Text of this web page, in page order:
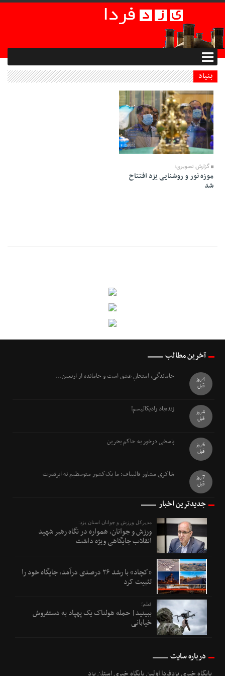
بنیاد
28 Ordibehesht 1401 - 15:40
گزارش تصویری؛
موزه نور و روشنایی یزد افتتاح
شد
آخرین مطالب
جاماندگی، امتحانِ عشق است و جامانده از اربعین...
4 روز
قبل
زنده‌باد رادیکالیسم!
4 روز
قبل
پاسخی درخور به حاکم بحرین
6 روز
قبل
شاکری مشاور قالیباف: ما یک‌کشور متوسطیم نه ابرقدرت
7 روز
قبل
جدیدترین اخبار
مدیرکل ورزش و جوانان استان یزد:
ورزش و جوانان، همواره در نگاه رهبر شهید
انقلاب جایگاهی ویژه داشت
«کچاد» با رشد ۲۶ درصدی درآمد، جایگاه خود را
تثبیت کرد
فیلم؛
ببینید| حمله هولناک یک پهپاد به دستفروش
خیابانی
درباره سایت